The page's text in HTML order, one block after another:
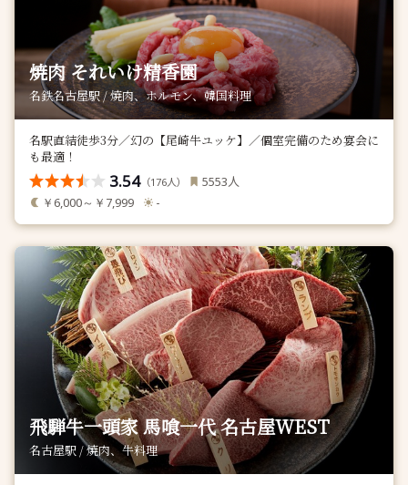
焼肉 それいけ精香園
名鉄名古屋駅 / 焼肉、ホルモン、韓国料理
名駅直結徒歩3分／幻の【尾崎牛ユッケ】／個室完備のため宴会に
も最適！
3.54（176人） 5553人
￥6,000～￥7,999 -
飛騨牛一頭家 馬喰一代 名古屋WEST
名古屋駅 / 焼肉、牛料理